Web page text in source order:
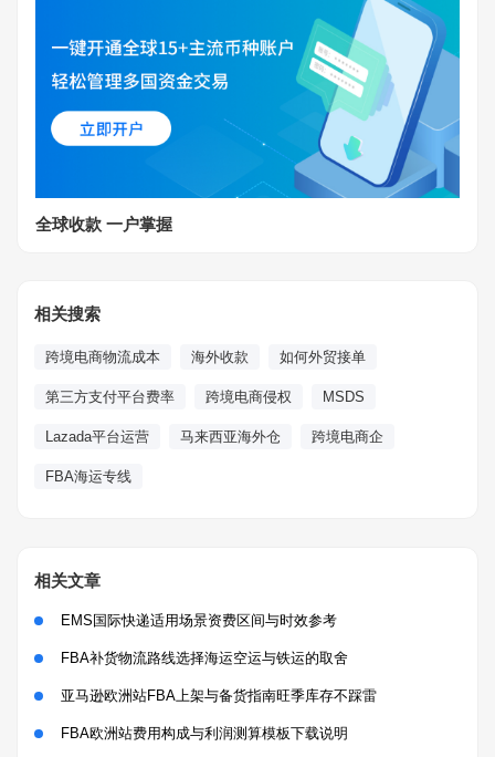
全球收款 一户掌握
相关搜索
跨境电商物流成本 海外收款 如何外贸接单
第三方支付平台费率 跨境电商侵权 MSDS
Lazada平台运营 马来西亚海外仓 跨境电商企
FBA海运专线
相关文章
EMS国际快递适用场景资费区间与时效参考
FBA补货物流路线选择海运空运与铁运的取舍
亚马逊欧洲站FBA上架与备货指南旺季库存不踩雷
FBA欧洲站费用构成与利润测算模板下载说明